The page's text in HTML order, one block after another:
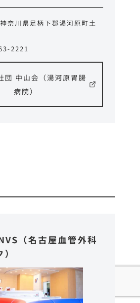
奈川県足柄下郡湯河原町土
2221
団 中山会（湯河原胃腸
病院）
（名古屋血管外科